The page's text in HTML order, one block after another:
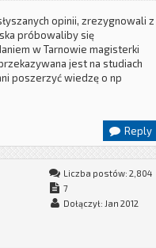
opinii, zrezygnowali z
próbowaliby się
w Tarnowie magisterki
jest na studiach
poszerzyć wiedzę o np
Reply
Liczba postów: 2,804
7
Dołączył: Jan 2012